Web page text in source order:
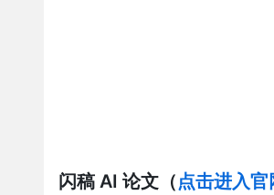
闪稿 AI 论文 （点击进入官